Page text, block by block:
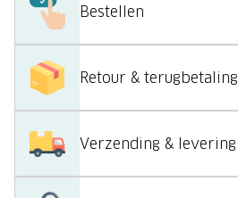
Bestellen
Retour & terugbetaling
Verzending & levering